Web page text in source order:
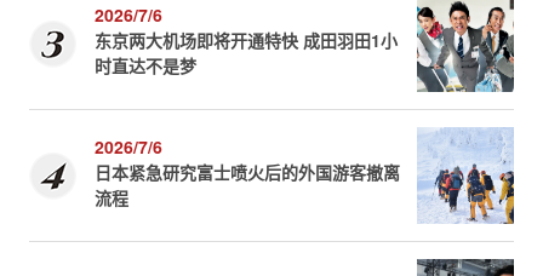
2026/7/6
东京两大机场即将开通特快 成田羽田1小
时直达不是梦
2026/7/6
日本紧急研究富士喷火后的外国游客撤离
流程